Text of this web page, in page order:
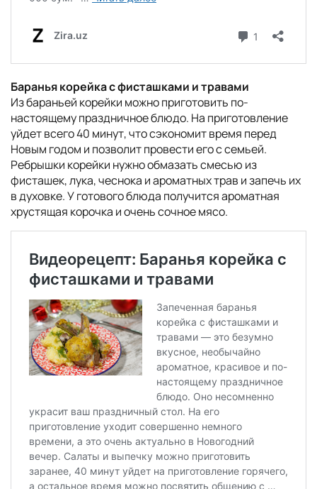
Баранья корейка с фисташками и травами
Из бараньей корейки можно приготовить по-
настоящему праздничное блюдо. На приготовление
уйдет всего 40 минут, что сэкономит время перед
Новым годом и позволит провести его с семьей.
Ребрышки корейки нужно обмазать смесью из
фисташек, лука, чеснока и ароматных трав и запечь их
в духовке. У готового блюда получится ароматная
хрустящая корочка и очень сочное мясо.